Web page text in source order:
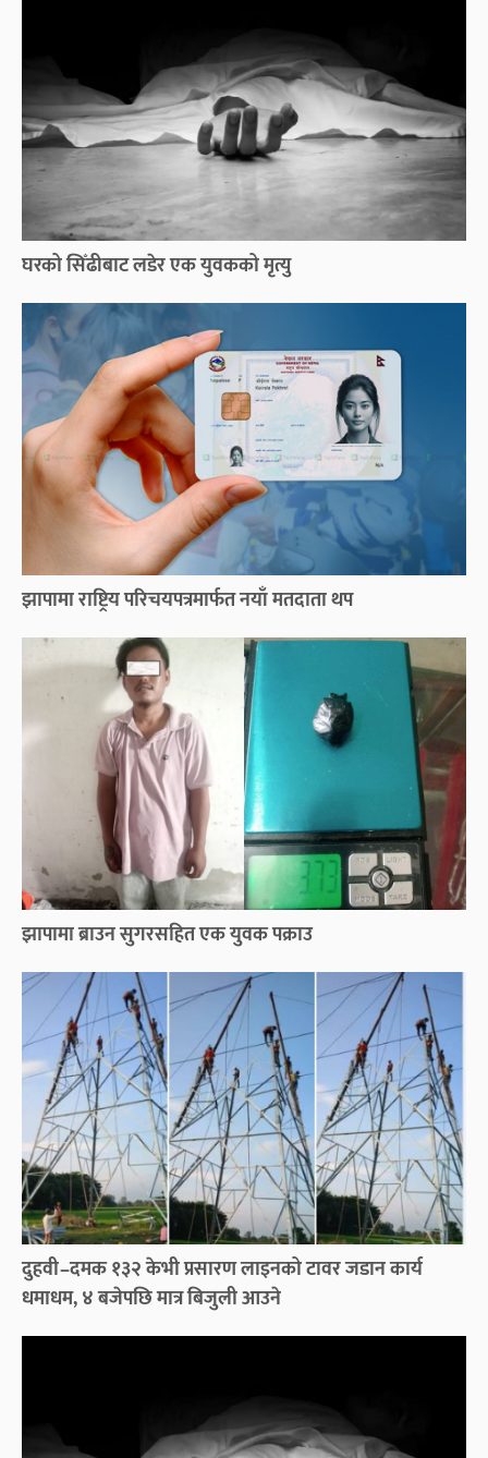
घरको सिँढीबाट लडेर एक युवकको मृत्यु
झापामा राष्ट्रिय परिचयपत्रमार्फत नयाँ मतदाता थप
झापामा ब्राउन सुगरसहित एक युवक पक्राउ
दुहवी–दमक १३२ केभी प्रसारण लाइनको टावर जडान कार्य
धमाधम, ४ बजेपछि मात्र बिजुली आउने